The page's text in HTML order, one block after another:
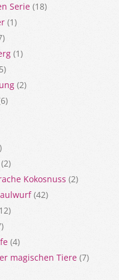
Serie (18)
(1)
(1)
(2)
(2)
Kokosnuss (2)
(42)
(4)
magischen Tiere (7)